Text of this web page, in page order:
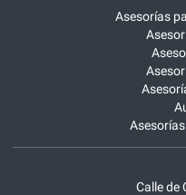
Asesorías
Calle de